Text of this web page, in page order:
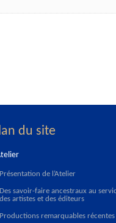
du site
Présentation de l’Atelier
Des savoir-faire ancestraux au
des artistes et des éditeurs
Productions remarquables récentes